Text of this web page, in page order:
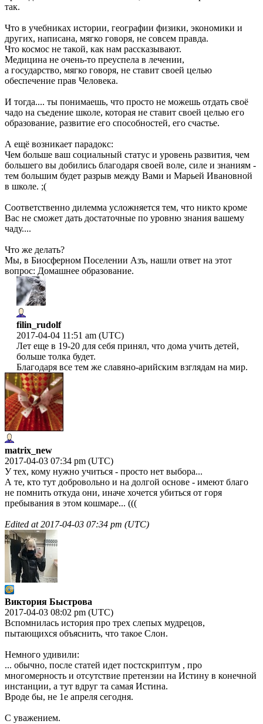
так.
Что в учебниках истории, географии физики, экономики и
других, написана, мягко говоря, не совсем правда.
Что космос не такой, как нам рассказывают.
Медицина не очень-то преуспела в лечении,
а государство, мягко говоря, не ставит своей целью
обеспечение прав Человека.
И тогда.... ты понимаешь, что просто не можешь отдать своё
чадо на съедение школе, которая не ставит своей целью его
образование, развитие его способностей, его счастье.
А ещё возникает парадокс:
Чем больше ваш социальный статус и уровень развития, чем
большего вы добились благодаря своей воле, силе и знаниям -
тем большим будет разрыв между Вами и Марьей Ивановной
в школе. ;(
Соответственно дилемма усложняется тем, что никто кроме
Вас не сможет дать достаточные по уровню знания вашему
чаду....
Что же делать?
Мы, в Биосферном Поселении Азъ, нашли ответ на этот
вопрос: Домашнее образование.
filin_rudolf
2017-04-04 11:51 am (UTC)
Лет еще в 19-20 для себя принял, что дома учить детей,
больше толка будет.
Благодаря все тем же славяно-арийским взглядам на мир.
matrix_new
2017-04-03 07:34 pm (UTC)
У тех, кому нужно учиться - просто нет выбора...
А те, кто тут добровольно и на долгой основе - имеют благо
не помнить откуда они, иначе хочется убиться от горя
пребывания в этом кошмаре... (((
Edited at2017-04-03 07:34 pm (UTC)
Виктория Быстрова
2017-04-03 08:02 pm (UTC)
Вспомнилась история про трех слепых мудрецов,
пытающихся объяснить, что такое Слон.
Немного удивили:
... обычно, после статей идет постскриптум , про
многомерность и отсутствие претензии на Истину в конечной
инстанции, а тут вдруг та самая Истина.
Вроде бы, не 1е апреля сегодня.
С уважением.